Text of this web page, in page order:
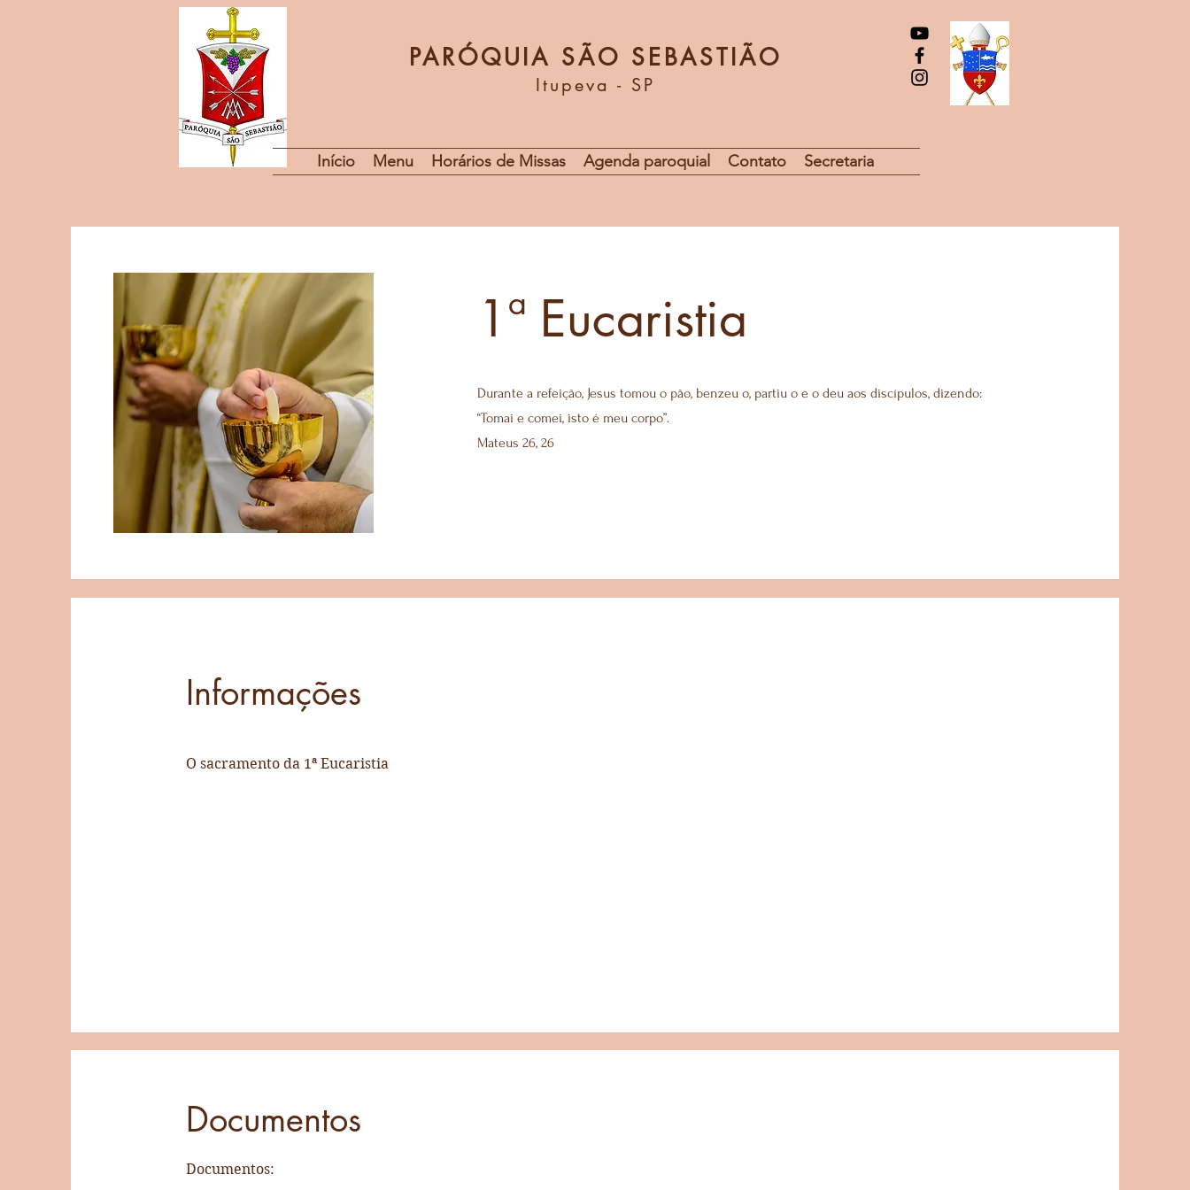
PARÓQUIA SÃO SEBASTIÃO
Itupeva - SP
Início Menu Horários de Missas Agenda paroquial Contato Secretaria
1ª Eucaristia
Durante a refeição, Jesus tomou o pão, benzeu o, partiu o e o deu aos discípulos, dizendo:
“Tomai e comei, isto é meu corpo”.
Mateus 26, 26
Informações
O sacramento da 1ª Eucaristia
Documentos
Documentos: